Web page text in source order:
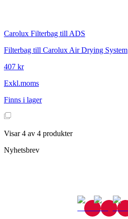
Carolux Filterbag till ADS
Filterbag till Carolux Air Drying System
407 kr
Exkl.moms
Finns i lager
Visar4 av 4 produkter
Nyhetsbrev